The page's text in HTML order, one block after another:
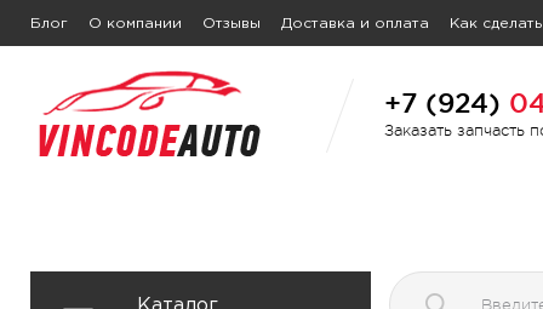
Блог О компании Отзывы Доставка и оплата Как
+7 (924)
Заказать запчасть